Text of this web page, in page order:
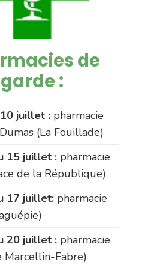
de
garde :
juillet : pharmacie
(La Fouillade)
15 juillet : pharmacie
de la République)
17 juillet: pharmacie
20 juillet : pharmacie
Marcellin-Fabre)